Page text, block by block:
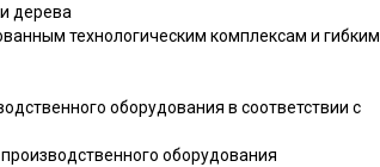
дерева
технологическим комплексам и гибким
оборудования в соответствии с
оборудования